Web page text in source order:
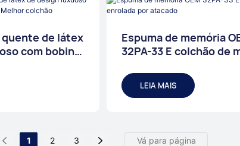
quente de látex
com bobina
Espuma de memória
32PA-33 E colchão de
LEIA MAIS
1 2 3